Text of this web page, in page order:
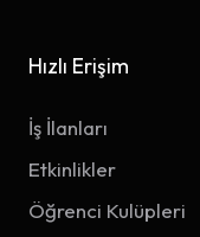
Hızlı Erişim
İş İlanları
Etkinlikler
Öğrenci Kulüpleri